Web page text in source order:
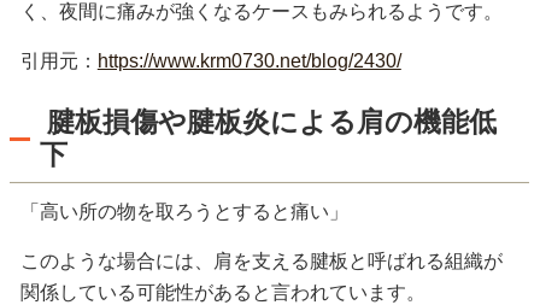
く、夜間に痛みが強くなるケースもみられるようです。
引用元： https://www.krm0730.net/blog/2430/
腱板損傷や腱板炎による肩の機能低
下
「高い所の物を取ろうとすると痛い」
このような場合には、肩を支える腱板と呼ばれる組織が
関係している可能性があると言われています。